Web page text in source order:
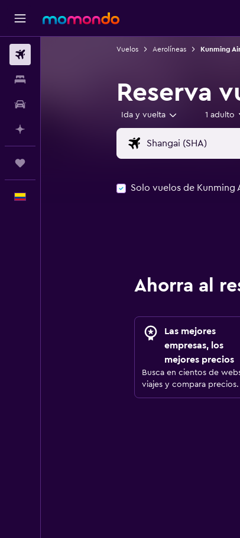
Vuelos Aerolíneas Kunming
Reserva
Ida y vuelta 1 adulto
Solo vuelos de Kunming
Ahorra al
Las mejores
empresas, los
mejores precios
Busca en cientos de
viajes y compara precios.